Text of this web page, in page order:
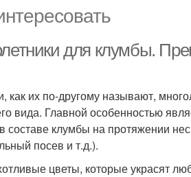
для клумбы.
как их по-другому называют,
вида. Главной особенностью
составе клумбы на протяжении
посев и т.д.).
цветы, которые украсят